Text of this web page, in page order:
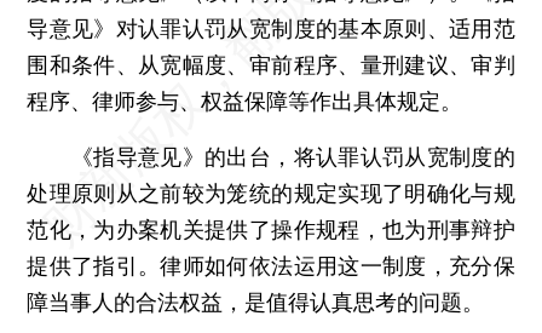
导意见》对认罪认罚从宽制度的基本原则、适用范
围和条件、从宽幅度、审前程序、量刑建议、审判
程序、律师参与、权益保障等作出具体规定。
《指导意见》的出台，将认罪认罚从宽制度的
处理原则从之前较为笼统的规定实现了明确化与规
范化，为办案机关提供了操作规程，也为刑事辩护
提供了指引。律师如何依法运用这一制度，充分保
障当事人的合法权益，是值得认真思考的问题。